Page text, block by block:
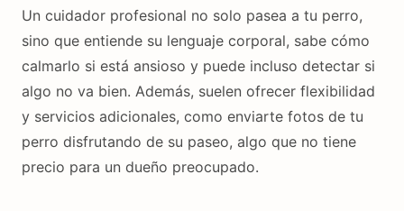
Un cuidador profesional no solo pasea a tu perro,
sino que entiende su lenguaje corporal, sabe cómo
calmarlo si está ansioso y puede incluso detectar si
algo no va bien. Además, suelen ofrecer flexibilidad
y servicios adicionales, como enviarte fotos de tu
perro disfrutando de su paseo, algo que no tiene
precio para un dueño preocupado.